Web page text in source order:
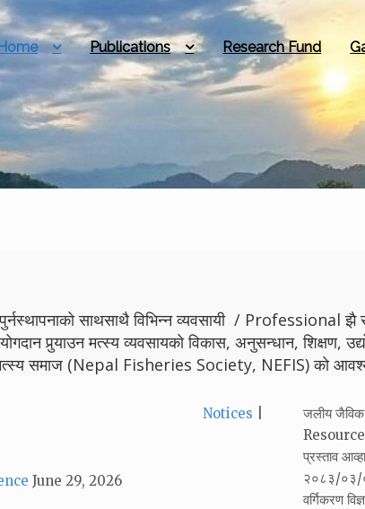
Publications Research Fund
साथसाथै विभिन्न व्यवसायी / Professional झै
पुर्‍याउन मत्स्य व्यवसायको विकास, अनुसन्धान,
समाज (Nepal Fisheries Society, NEFIS) को
June 29, 2026
Categories:
Notices
जलीय
प्रस्ताव
२०८३/०३/
वर्गिकरण